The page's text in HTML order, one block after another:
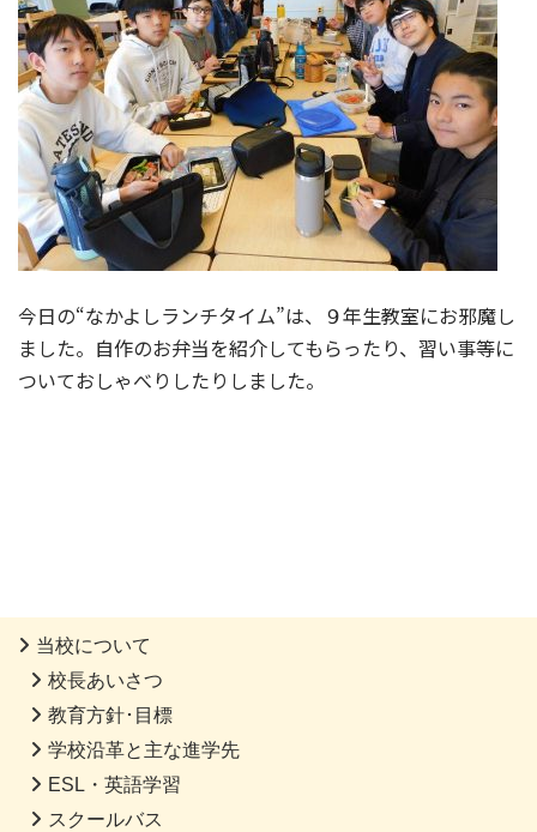
今日の“なかよしランチタイム”は、９年生教室にお邪魔し
ました。自作のお弁当を紹介してもらったり、習い事等に
ついておしゃべりしたりしました。
当校について
校長あいさつ
教育方針･目標
学校沿革と主な進学先
ESL・英語学習
スクールバス